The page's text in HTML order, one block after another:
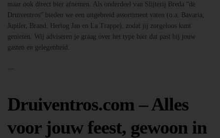
maar ook direct bier afnemen. Als onderdeel van Slijterij Breda “de
Druiventros” bieden we een uitgebreid assortiment vaten (o.a. Bavaria,
Jupiler, Brand, Hertog Jan en La Trappe), zodat jij zorgeloos kunt
genieten. Wij adviseren je graag over het type bier dat past bij jouw
gasten en gelegenheid.
—
Druiventros.com – Alles
voor jouw feest, gewoon in